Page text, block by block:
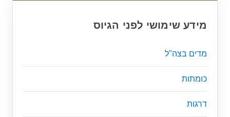
מידע שימושי לפני הגיוס
מדים בצה"ל
כומתות
דרגות